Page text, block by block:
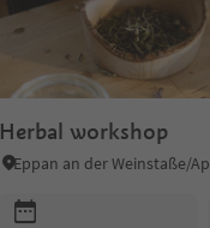
Herbal workshop